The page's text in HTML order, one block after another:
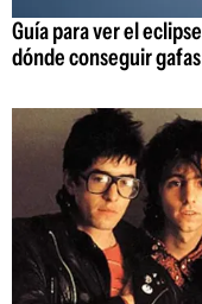
Guía para ver el
dónde conseguir